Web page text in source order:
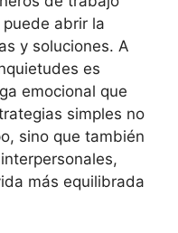
abrir la
y soluciones. A
es
emocional que
simples no
sino que también
más equilibrada